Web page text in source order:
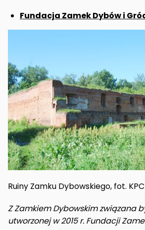
Fundacja Zamek Dybów i
Ruiny Zamku Dybowskiego, fot.
Z Zamkiem Dybowskim związana
utworzonej w 2015 r. Fundacji